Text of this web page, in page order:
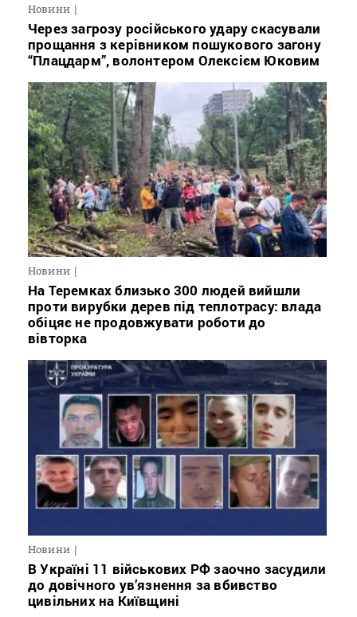
Новини
Через загрозу російського удару скасували
прощання з керівником пошукового загону
“Плацдарм”, волонтером Олексієм Юковим
Новини
На Теремках близько 300 людей вийшли
проти вирубки дерев під теплотрасу: влада
обіцяє не продовжувати роботи до
вівторка
Новини
В Україні 11 військових РФ заочно засудили
до довічного ув’язнення за вбивство
цивільних на Київщині